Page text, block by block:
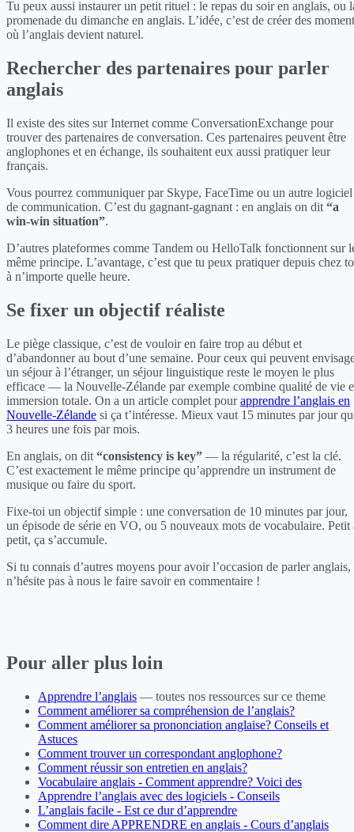
Tu peux aussi instaurer un petit rituel : le repas du soir en anglais, ou
promenade du dimanche en anglais. L’idée, c’est de créer des
où l’anglais devient naturel.
Rechercher des partenaires pour parler
anglais
Il existe des sites sur Internet comme ConversationExchange pour
trouver des partenaires de conversation. Ces partenaires peuvent être
anglophones et en échange, ils souhaitent eux aussi pratiquer leur
français.
Vous pourrez communiquer par Skype, FaceTime ou un autre logiciel
de communication. C’est du gagnant-gagnant : en anglais on dit “a
win-win situation”.
D’autres plateformes comme Tandem ou HelloTalk fonctionnent sur
même principe. L’avantage, c’est que tu peux pratiquer depuis chez
à n’importe quelle heure.
Se fixer un objectif réaliste
Le piège classique, c’est de vouloir en faire trop au début et
d’abandonner au bout d’une semaine. Pour ceux qui peuvent
un séjour à l’étranger, un séjour linguistique reste le moyen le plus
efficace — la Nouvelle-Zélande par exemple combine qualité de vie
immersion totale. On a un article complet pourapprendre l’anglais en
Nouvelle-Zélande si ça t’intéresse. Mieux vaut 15 minutes par jour
3 heures une fois par mois.
En anglais, on dit “consistency is key” — la régularité, c’est la clé.
C’est exactement le même principe qu’apprendre un instrument de
musique ou faire du sport.
Fixe-toi un objectif simple : une conversation de 10 minutes par jour,
un épisode de série en VO, ou 5 nouveaux mots de vocabulaire. Petit
petit, ça s’accumule.
Si tu connais d’autres moyens pour avoir l’occasion de parler anglais,
n’hésite pas à nous le faire savoir en commentaire !
Pour aller plus loin
Apprendre l’anglais — toutes nos ressources sur ce theme
Comment améliorer sa compréhension de l’anglais?
Comment améliorer sa prononciation anglaise? Conseils et
Astuces
Comment trouver un correspondant anglophone?
Comment réussir son entretien en anglais?
Vocabulaire anglais - Comment apprendre? Voici des
Apprendre l’anglais avec des logiciels - Conseils
L’anglais facile - Est ce dur d’apprendre
Comment dire APPRENDRE en anglais - Cours d’anglais